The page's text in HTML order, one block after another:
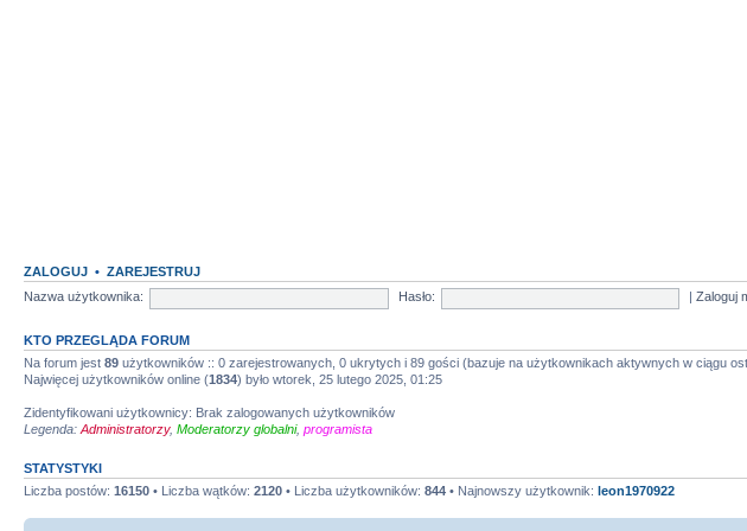
ZALOGUJ • ZAREJESTRUJ
Nazwa użytkownika:
Hasło: |Zaloguj
KTO PRZEGLĄDA FORUM
Na forum jest 89 użytkowników :: 0 zarejestrowanych, 0 ukrytych i 89 gości (bazuje na użytkownikach aktywnych w ciągu
Najwięcej użytkowników online (1834) było wtorek, 25 lutego 2025, 01:25
Zidentyfikowani użytkownicy: Brak zalogowanych użytkowników
Legenda: Administratorzy, Moderatorzy globalni, programista
STATYSTYKI
Liczba postów: 16150 • Liczba wątków: 2120 • Liczba użytkowników: 844 • Najnowszy użytkownik: leon1970922